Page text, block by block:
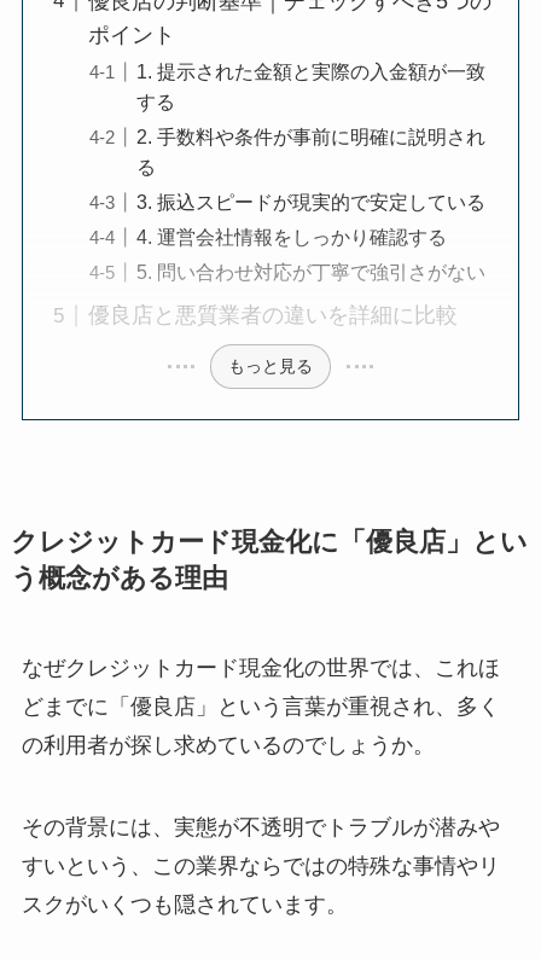
ポイント
1. 提示された金額と実際の入金額が一致
する
2. 手数料や条件が事前に明確に説明され
る
3. 振込スピードが現実的で安定している
4. 運営会社情報をしっかり確認する
5. 問い合わせ対応が丁寧で強引さがない
優良店と悪質業者の違いを詳細に比較
もっと見る
クレジットカード現金化に「優良店」とい
う概念がある理由
なぜクレジットカード現金化の世界では、これほ
どまでに「優良店」という言葉が重視され、多く
の利用者が探し求めているのでしょうか。
その背景には、実態が不透明でトラブルが潜みや
すいという、この業界ならではの特殊な事情やリ
スクがいくつも隠されています。